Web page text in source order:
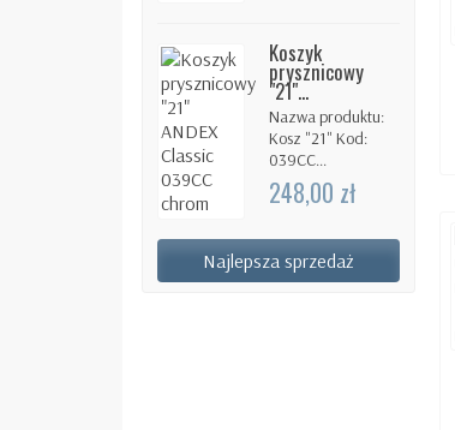
Koszyk
prysznicowy
"21"...
Nazwa produktu:
Kosz "21" Kod:
039CC...
248,00 zł
Najlepsza sprzedaż